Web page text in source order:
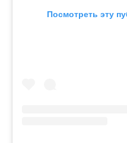
Посмотреть эту